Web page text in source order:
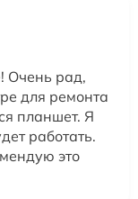
Очень рад,
для ремонта
планшет. Я
работать.
это